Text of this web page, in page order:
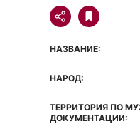
НАЗВАНИЕ:
НАРОД:
ТЕРРИТОРИЯ ПО
ДОКУМЕНТАЦИИ: